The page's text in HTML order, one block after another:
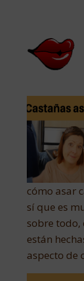
cómo asar
sí que es
sobre
están
aspecto de